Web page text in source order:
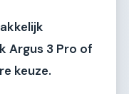
Argus 3 Pro of
keuze.